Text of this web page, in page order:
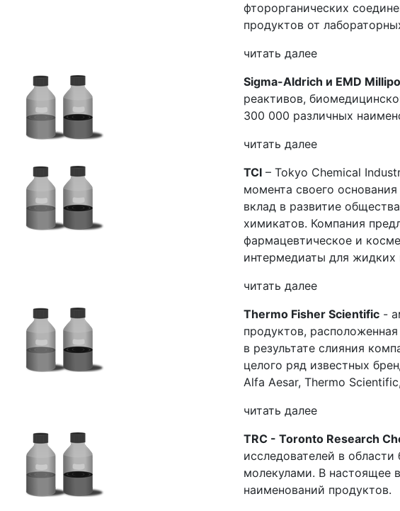
фторорганических
продуктов от
читать далее
Sigma-Aldrich и EMD
реактивов,
300 000 различных
читать далее
TCI– Tokyo Chemical
момента своего
вклад в развитие
химикатов. Компания
фармацевтическое и
интермедиаты для жидких
читать далее
Thermo Fisher Scientific-
продуктов,
в результате слияния
целого ряд известных
Alfa Aesar, Thermo
читать далее
TRC - Toronto Research
исследователей в
молекулами. В настоящее
наименований продуктов.